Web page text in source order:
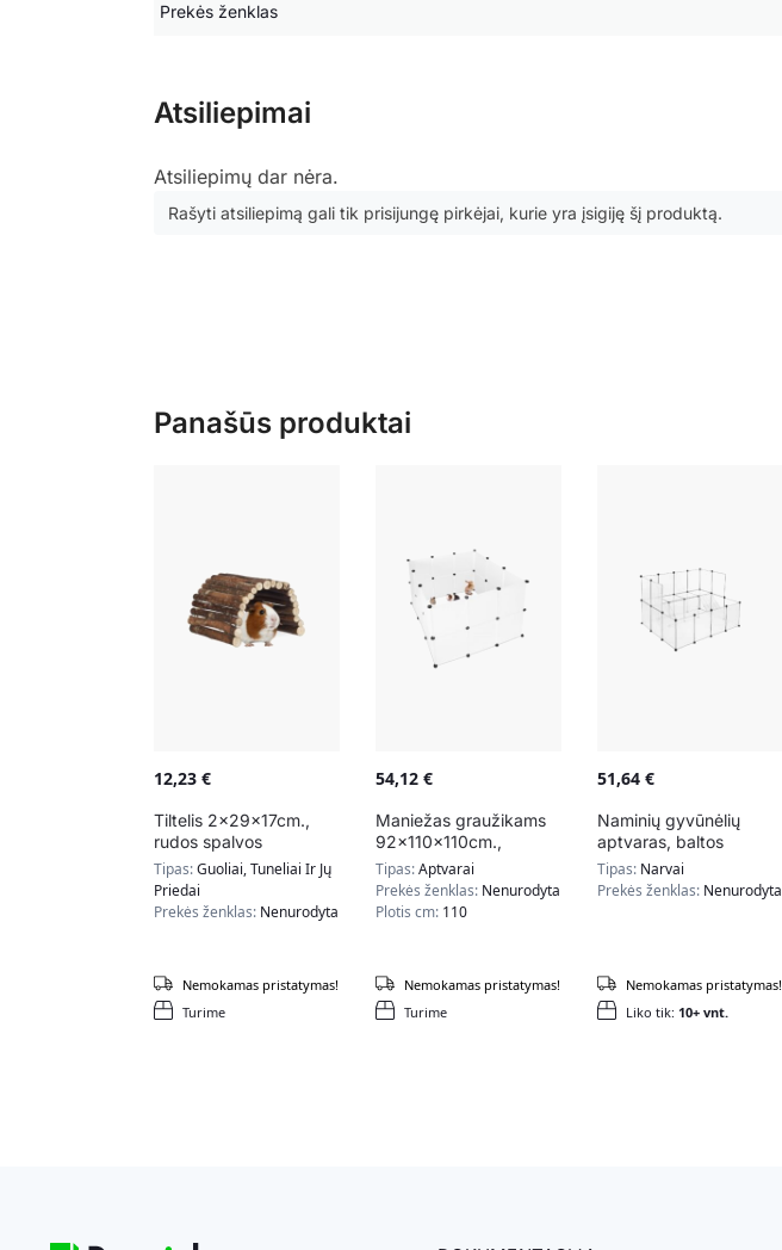
Prekės ženklas
Atsiliepimai
Atsiliepimų dar nėra.
Rašyti atsiliepimą gali tik prisijungę pirkėjai, kurie yra įsigiję šį produktą.
Panašūs produktai
12,23 €
Tiltelis 2x29x17cm.,
rudos spalvos
Tipas:Guoliai, Tuneliai Ir Jų
Priedai
Prekės ženklas: Nenurodyta
Turime
Nemokamas pristatymas!
54,12 €
Maniežas graužikams
92x110x110cm.,
baltos/juodos spalvos
Tipas:Aptvarai
Prekės ženklas: Nenurodyta
Plotis cm: 110
Turime
Nemokamas pristatymas!
51,64 €
Naminių gyvūnėlių
aptvaras, baltos
spalvos
Tipas: Narvai
Prekės ženklas: Nenurodyta
Liko tik: 10+ vnt.
Nemokamas pristatymas!